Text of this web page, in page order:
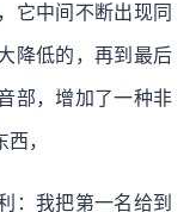
它中间不断出现同
降低的，再到最后
部，增加了一种非
，
：我把第一名给到